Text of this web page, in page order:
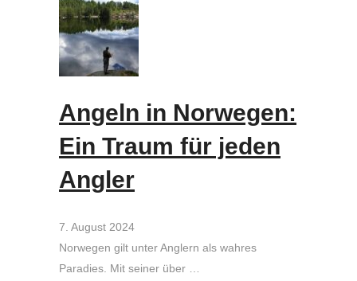
Angeln in Norwegen:
Ein Traum für jeden
Angler
7. August 2024
Norwegen gilt unter Anglern als wahres
Paradies. Mit seiner über …